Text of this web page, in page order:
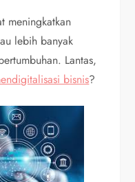
meningkatkan
lebih banyak
Lantas,
bisnis?